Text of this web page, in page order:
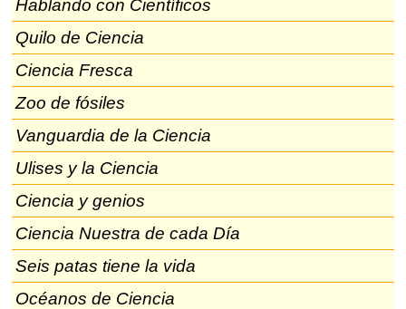
Hablando con Científicos
Quilo de Ciencia
Ciencia Fresca
Zoo de fósiles
Vanguardia de la Ciencia
Ulises y la Ciencia
Ciencia y genios
Ciencia Nuestra de cada Día
Seis patas tiene la vida
Océanos de Ciencia